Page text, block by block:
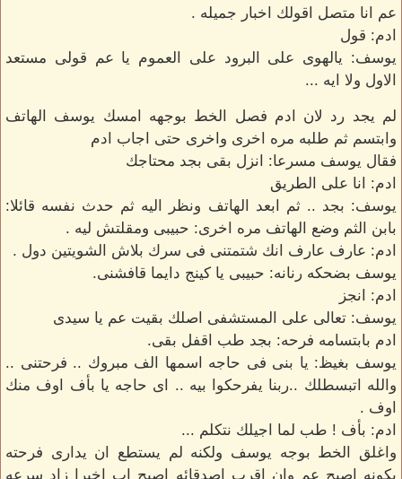
عم انا متصل اقولك اخبار جميله .
ادم: قول
يوسف: يالهوى على البرود على العموم يا عم قولى مستعد
الاول ولا ايه ...
لم يجد رد لان ادم فصل الخط بوجهه امسك يوسف الهاتف
وابتسم ثم طلبه مره اخرى واخرى حتى اجاب ادم
فقال يوسف مسرعا: انزل بقى بجد محتاجك
ادم: انا على الطريق
يوسف: بجد .. ثم ابعد الهاتف ونظر اليه ثم حدث نفسه قائلا:
بابن الثم وضع الهاتف مره اخرى: حبيبى ومقلتش ليه .
ادم: عارف عارف انك شتمتنى فى سرك بلاش الشويتين دول .
يوسف بضحكه رنانه: حبيبى يا كينج دايما قافشنى.
ادم: انجز
يوسف: تعالى على المستشفى اصلك بقيت عم يا سيدى
ادم بابتسامه فرحه: بجد طب اقفل بقى.
يوسف بغيظ: يا بنى فى حاجه اسمها الف مبروك .. فرحتنى ..
والله اتبسطلك ..ربنا يفرحكوا بيه .. اى حاجه يا بأف اوف منك
اوف .
ادم: بأف ! طب لما اجيلك نتكلم ...
واغلق الخط بوجه يوسف ولكنه لم يستطع ان يدارى فرحته
بكونه اصبح عم وان اقرب اصدقائه اصبح اب اخيرا زاد سرعه